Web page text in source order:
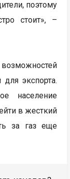
поэтому
стоит», –
возможностей
экспорта.
население
в жесткий
за газ еще